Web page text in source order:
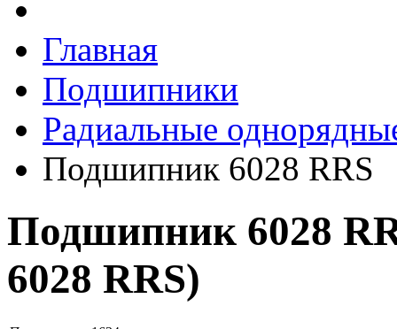
Ивантеевка, подшипники, пневматика, метизы, техника,
Главная
Подшипники
Радиальные
Подшипник 6028 RRS
Подшипник 6028
6028 RRS)